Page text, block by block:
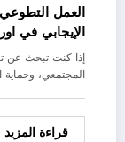
الإيجابي في
إذا كنت تبحث عن
المجتمعي، وحماية
قراءة المزيد